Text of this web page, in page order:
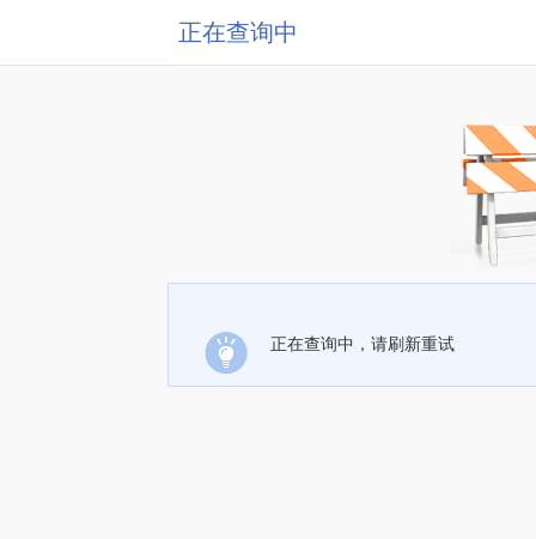
正在查询中
正在查询中，请刷新重试